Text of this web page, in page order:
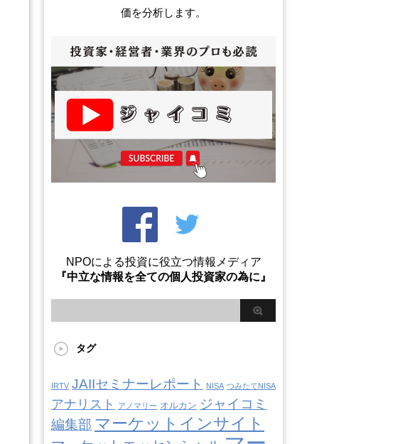
価を分析します。
NPOによる投資に役立つ情報メディア
『中立な情報を全ての個人投資家の為に』
タグ
IRTV JAIIセミナーレポート NISA つみたてNISA
アナリスト アノマリー オルカン ジャイコミ
編集部 マーケットインサイト